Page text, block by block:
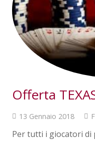
Offerta
13 Gennaio 2018
Per tutti i giocatori